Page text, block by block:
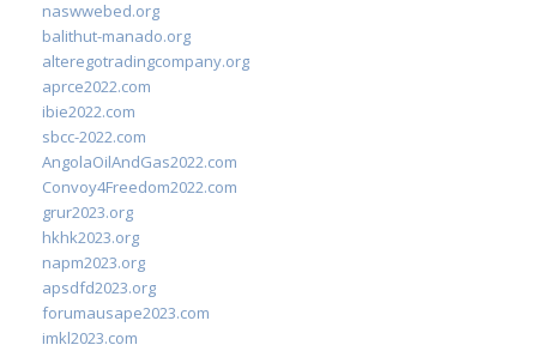
naswwebed.org
balithut-manado.org
alteregotradingcompany.org
aprce2022.com
ibie2022.com
sbcc-2022.com
AngolaOilAndGas2022.com
Convoy4Freedom2022.com
grur2023.org
hkhk2023.org
napm2023.org
apsdfd2023.org
forumausape2023.com
imkl2023.com